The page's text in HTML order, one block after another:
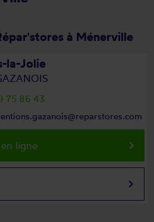
à Ménerville
la-Jolie
75 86 43
ligne keyboard_arrow_right
keyboard_arrow_right